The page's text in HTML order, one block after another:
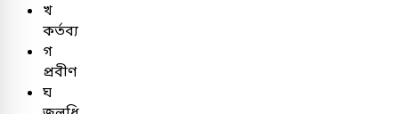
খ
কর্তব্য
গ
প্রবীণ
ঘ